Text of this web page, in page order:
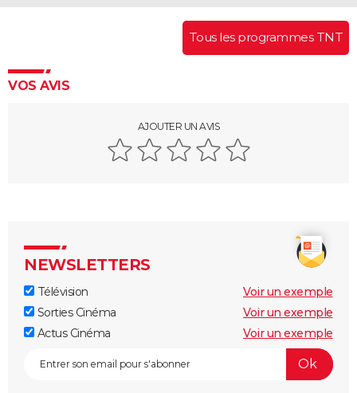
Tous les programmes TNT
VOS AVIS
AJOUTER UN AVIS
NEWSLETTERS
Télévision
Voir un exemple
Sorties Cinéma
Voir un exemple
Actus Cinéma
Voir un exemple